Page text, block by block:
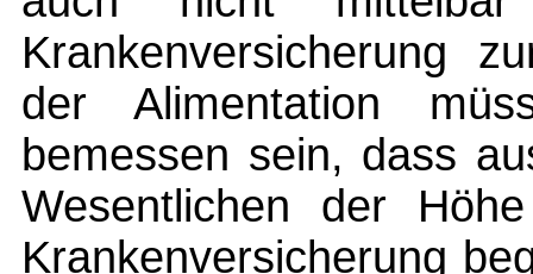
Krankenversicherung
der Alimentation
bemessen sein, dass
Wesentlichen der
Krankenversicherung